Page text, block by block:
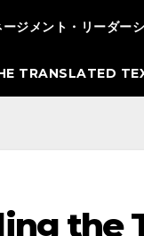
ジメント・リーダー
TRANSLATED
the